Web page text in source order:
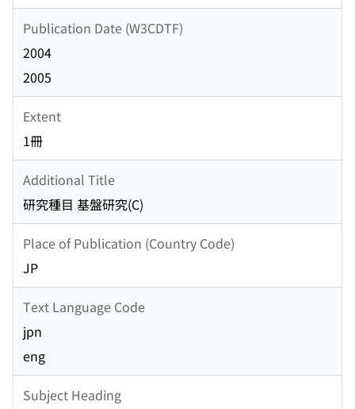
Publication Date (W3CDTF)
2004
2005
Extent
1冊
Additional Title
研究種目 基盤研究(C)
Place of Publication (Country Code)
JP
Text Language Code
jpn
eng
Subject Heading